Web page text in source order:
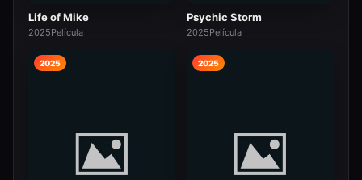
Life of Mike
2025Película
Psychic Storm
2025Película
2025 2025